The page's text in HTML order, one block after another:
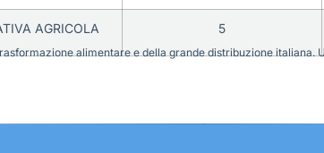
AGRICOLA 5
alimentare e della grande distribuzione italiana.